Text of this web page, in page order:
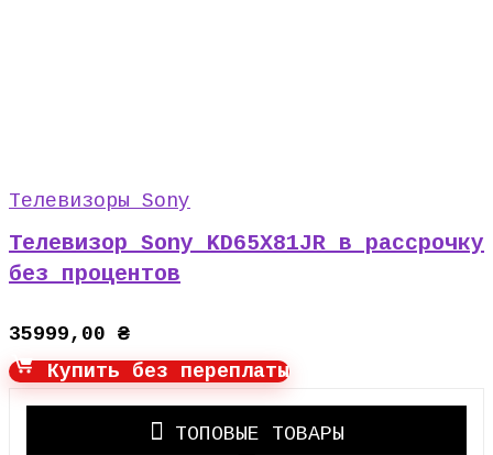
Телевизоры Sony
Телевизор Sony KD65X81JR в рассрочку
без процентов
35999,00 ₴
Купить без переплаты
ТОПОВЫЕ ТОВАРЫ